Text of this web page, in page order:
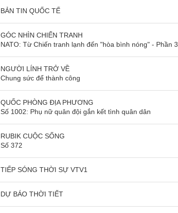
BẢN TIN QUỐC TẾ
GÓC NHÌN CHIẾN TRANH
NATO: Từ Chiến tranh lạnh đến "hòa bình nóng" - Phần 3
NGƯỜI LÍNH TRỞ VỀ
Chung sức để thành công
QUỐC PHÒNG ĐỊA PHƯƠNG
Số 1002: Phụ nữ quân đội gắn kết tình quân dân
RUBIK CUỘC SỐNG
Số 372
TIẾP SÓNG THỜI SỰ VTV1
DỰ BÁO THỜI TIẾT